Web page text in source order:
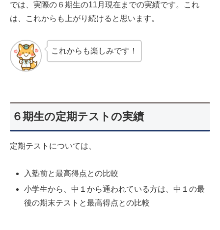
では、実際の６期生の11月現在までの実績です。これ
は、これからも上がり続けると思います。
これからも楽しみです！
６期生の定期テストの実績
定期テストについては、
入塾前と最高得点との比較
小学生から、中１から通われている方は、中１の最
後の期末テストと最高得点との比較